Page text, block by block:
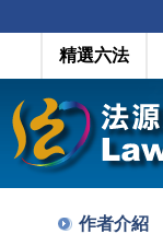
精選六法
作者介紹